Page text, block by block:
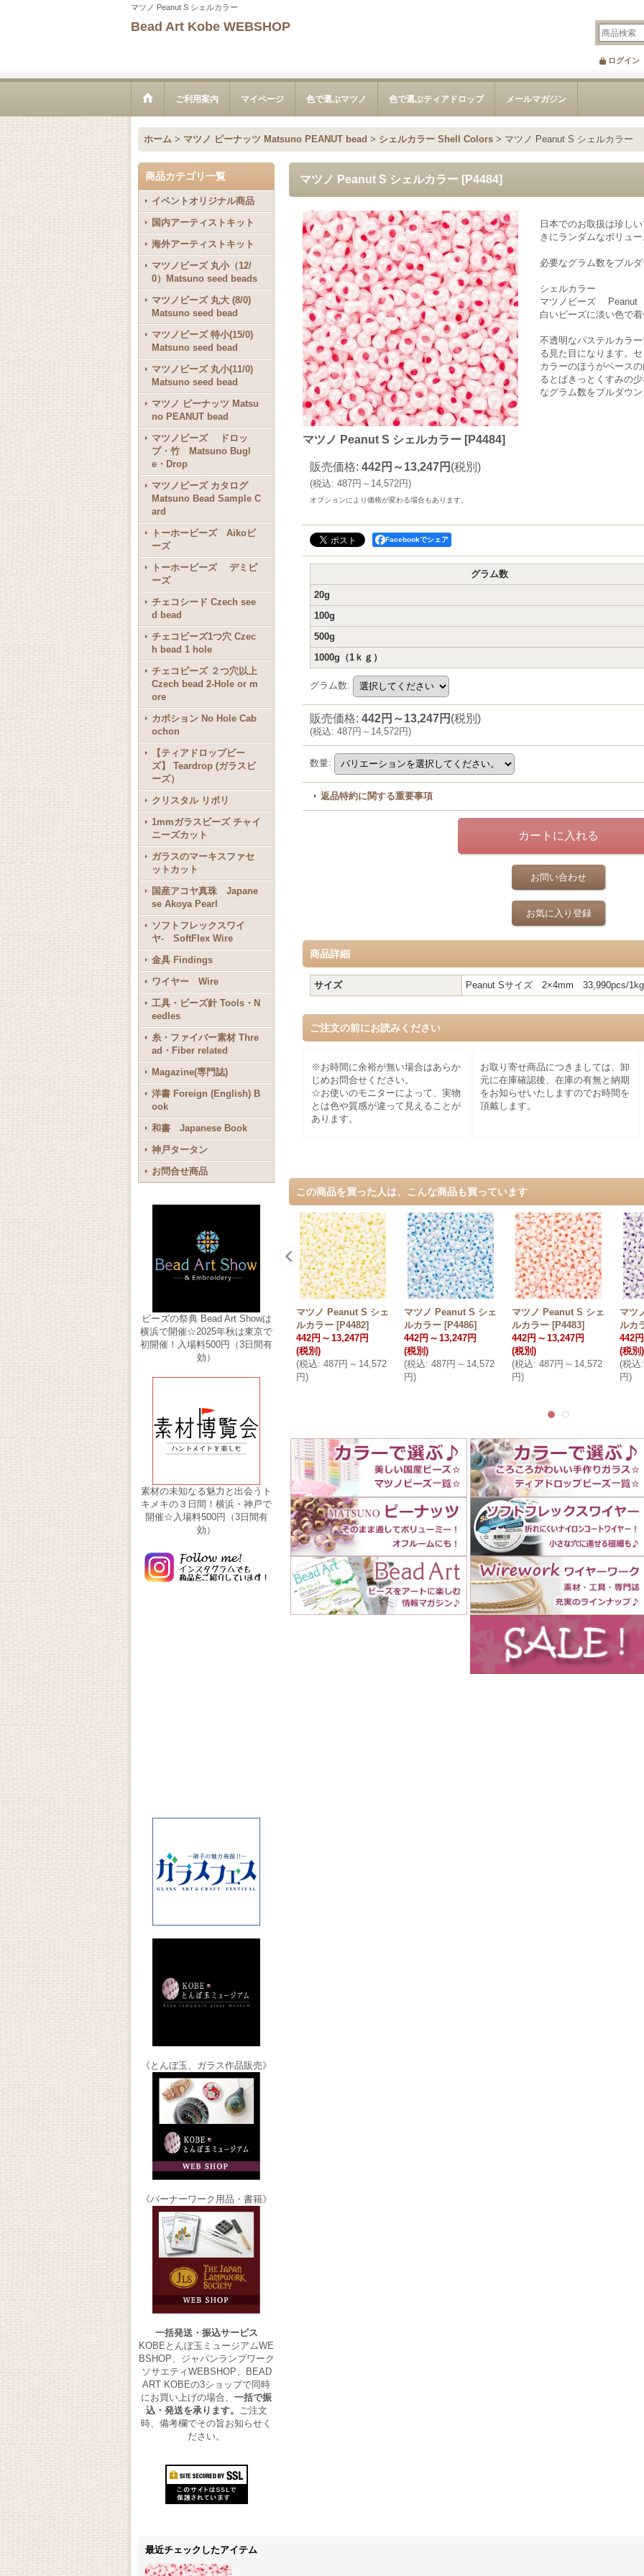
マツノ Peanut S シェルカラー
Bead Art Kobe WEBSHOP
ログイン
ご利用案内 マイページ 色で選ぶマツノ 色で選ぶティアドロップ メールマガジン
ホーム > マツノ ピーナッツ Matsuno PEANUT bead > シェルカラー Shell Colors > マツノ Peanut S シェルカラー
商品カテゴリ一覧
イベントオリジナル商品
国内アーティストキット
海外アーティストキット
マツノビーズ 丸小（12/
0）Matsuno seed beads
マツノビーズ 丸大 (8/0)
Matsuno seed bead
マツノビーズ 特小(15/0)
Matsuno seed bead
マツノビーズ 丸小(11/0)
Matsuno seed bead
マツノ ピーナッツ Matsu
no PEANUT bead
マツノビーズ ドロッ
プ・竹 Matsuno Bugl
e・Drop
マツノビーズ カタログ
Matsuno Bead Sample C
ard
トーホービーズ Aikoビ
ーズ
トーホービーズ デミビ
ーズ
チェコシード Czech see
d bead
チェコビーズ1つ穴 Czec
h bead 1 hole
チェコビーズ ２つ穴以上
Czech bead 2-Hole or m
ore
カボション No Hole Cab
ochon
【ティアドロップビー
ズ】 Teardrop (ガラスビ
ーズ）
クリスタル リボリ
1mmガラスビーズ チャイ
ニーズカット
ガラスのマーキスファセ
ットカット
国産アコヤ真珠 Japane
se Akoya Pearl
ソフトフレックスワイ
ヤ- SoftFlex Wire
金具 Findings
ワイヤー Wire
工具・ビーズ針 Tools・N
eedles
糸・ファイバー素材 Thre
ad・Fiber related
Magazine(専門誌)
洋書 Foreign (English) B
ook
和書 Japanese Book
神戸タータン
お問合せ商品
ビーズの祭典 Bead Art Showは
横浜で開催☆2025年秋は東京で
初開催！入場料500円（3日間有
効）
素材の未知なる魅力と出会うト
キメキの３日間！横浜・神戸で
開催☆入場料500円（3日間有
効）
《とんぼ玉、ガラス作品販売》
《バーナーワーク用品・書籍》
一括発送・振込サービス
KOBEとんぼ玉ミュージアムWE
BSHOP、ジャパンランプワーク
ソサエティWEBSHOP、BEAD
ART KOBEの3ショップで同時
にお買い上げの場合、 一括で振
込・発送を承ります。 ご注文
時、備考欄でその旨お知らせく
ださい。
マツノ Peanut S シェルカラー [P4484]
日本でのお取扱は珍し
きにランダムなボリュ
必要なグラム数をプル
シェルカラー
マツノビーズ Peanut
白いビーズに淡い色で
不透明なパステルカラ
る見た目になります。
カラーのほうがベース
るとぱきっとくすみの
なグラム数をプルダウ
マツノ Peanut S シェルカラー [P4484]
販売価格: 442円～13,247円 (税別)
(税込: 487円～14,572円)
オプションにより価格が変わる場合もあります。
Facebookでシェア
グラム数
20g
100g
500g
1000g（1ｋｇ）
グラム数:
販売価格: 442円～13,247円 (税別)
(税込: 487円～14,572円)
数量:
返品特約に関する重要事項
お問い合わせ
お気に入り登録
商品詳細
サイズ Peanut Sサイズ 2×4mm 33,990pcs/1kg
ご注文の前にお読みください
※お時間に余裕が無い場合はあらか
じめお問合せください。
☆お使いのモニターによって、実物
とは色や質感が違って見えることが
あります。
お取り寄せ商品につきましては、卸
元に在庫確認後、在庫の有無と納期
をお知らせいたしますのでお時間を
頂戴します。
この商品を買った人は、こんな商品も買っています
マツノ Peanut S シェ
ルカラー [P4482]
442円 ～ 13,247円
(税別)
(税込: 487円 ～ 14,572
円)
マツノ Peanut S シェ
ルカラー [P4486]
442円 ～ 13,247円
(税別)
(税込: 487円 ～ 14,572
円)
マツノ Peanut S シェ
ルカラー [P4483]
442円 ～ 13,247円
(税別)
(税込: 487円 ～ 14,572
円)
マツ
ルカ
442円
(税別)
(税込:
円)
最近チェックしたアイテム